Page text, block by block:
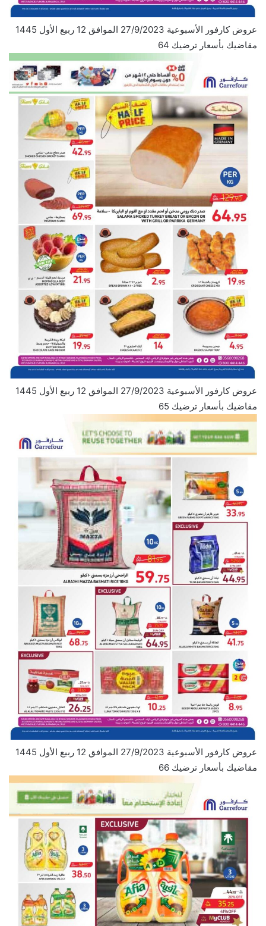
عروض كارفور الأسبوعية 27/9/2023 الموافق 12 ربيع الأول 1445
مقاضيك بأسعار ترضيك 64
عروض كارفور الأسبوعية 27/9/2023 الموافق 12 ربيع الأول 1445
مقاضيك بأسعار ترضيك 65
عروض كارفور الأسبوعية 27/9/2023 الموافق 12 ربيع الأول 1445
مقاضيك بأسعار ترضيك 66